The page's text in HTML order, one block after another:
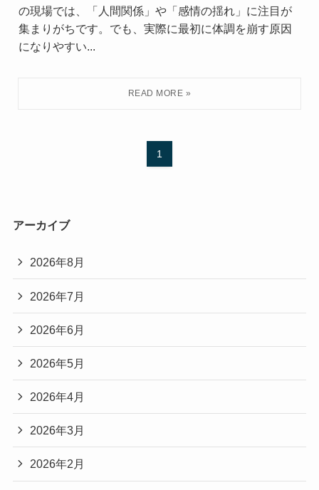
の現場では、「人間関係」や「感情の揺れ」に注目が
集まりがちです。でも、実際に最初に体調を崩す原因
になりやすい...
1
アーカイブ
2026年8月
2026年7月
2026年6月
2026年5月
2026年4月
2026年3月
2026年2月